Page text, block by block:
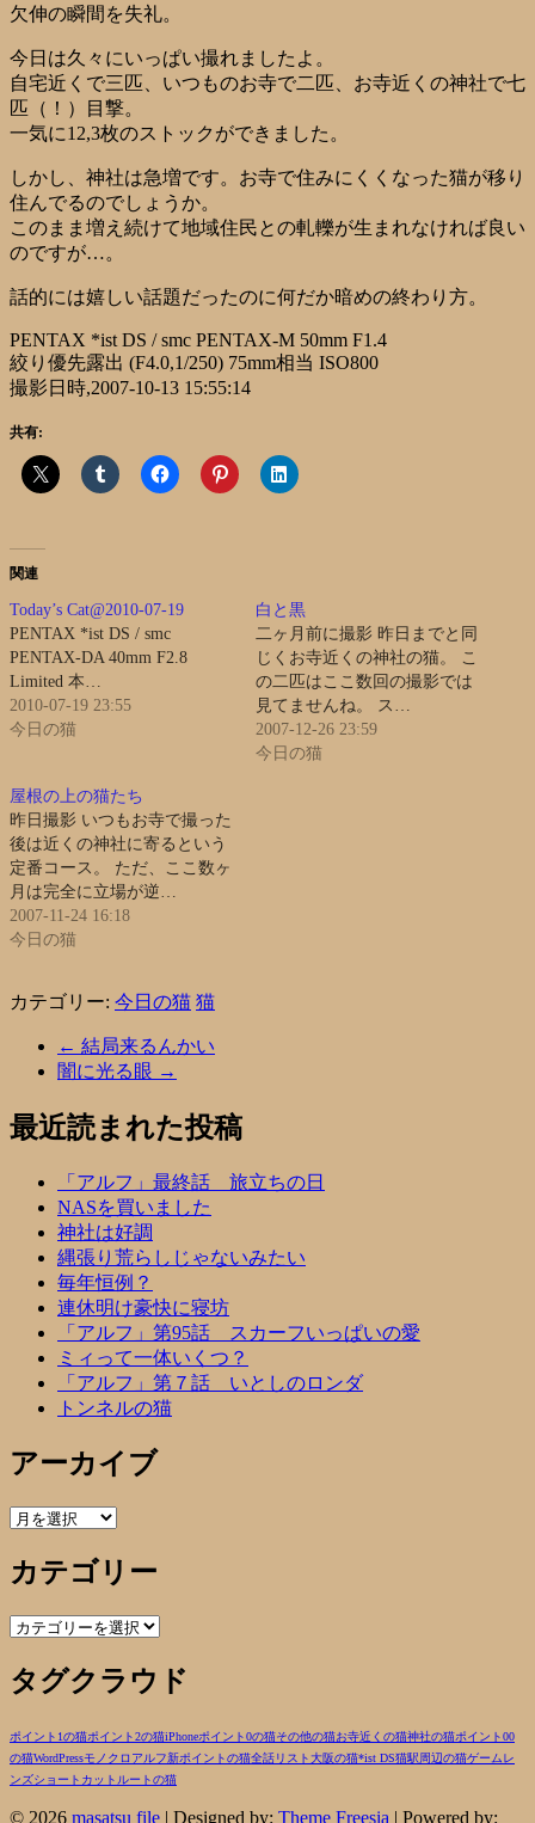
欠伸の瞬間を失礼。
今日は久々にいっぱい撮れましたよ。
自宅近くで三匹、いつものお寺で二匹、お寺近くの神社で七
匹（！）目撃。
一気に12,3枚のストックができました。
しかし、神社は急増です。お寺で住みにくくなった猫が移り
住んでるのでしょうか。
このまま増え続けて地域住民との軋轢が生まれなければ良い
のですが…。
話的には嬉しい話題だったのに何だか暗めの終わり方。
PENTAX *ist DS / smc PENTAX-M 50mm F1.4
絞り優先露出 (F4.0,1/250) 75mm相当 ISO800
撮影日時,2007-10-13 15:55:14
共有:
関連
Today’s Cat@2010-07-19
PENTAX *ist DS / smc
PENTAX-DA 40mm F2.8
Limited 本…
2010-07-19 23:55
今日の猫
白と黒
二ヶ月前に撮影 昨日までと同
じくお寺近くの神社の猫。 こ
の二匹はここ数回の撮影では
見てませんね。 ス…
2007-12-26 23:59
今日の猫
屋根の上の猫たち
昨日撮影 いつもお寺で撮った
後は近くの神社に寄るという
定番コース。 ただ、ここ数ヶ
月は完全に立場が逆…
2007-11-24 16:18
今日の猫
カテゴリー: 今日の猫 猫
← 結局来るんかい
闇に光る眼 →
最近読まれた投稿
「アルフ」最終話 旅立ちの日
NASを買いました
神社は好調
縄張り荒らしじゃないみたい
毎年恒例？
連休明け豪快に寝坊
「アルフ」第95話 スカーフいっぱいの愛
ミィって一体いくつ？
「アルフ」第７話 いとしのロンダ
トンネルの猫
アーカイブ
ア
カ
イ
ブ
カテゴリー
カ
ゴ
リ
タグクラウド
ポイント1の猫ポイント2の猫iPhoneポイント0の猫その他の猫お寺近くの猫神社の猫ポイント00
の猫WordPressモノクロ アルフ新ポイントの猫全話リスト大阪の猫*ist DS猫駅周辺の猫ゲームレ
ンズショートカットルートの猫
© 2026 masatsu file | Designed by: Theme Freesia | Powered by: